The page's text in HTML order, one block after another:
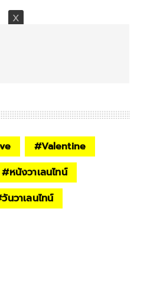
#Valentine
#หนังวาเลนไทน์
วันวาเลนไทน์